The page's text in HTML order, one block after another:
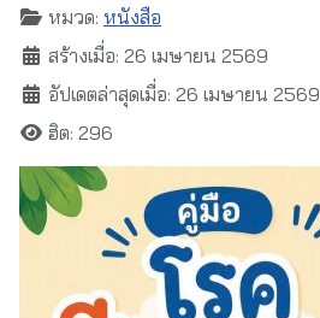
หมวด: หนังสือ
สร้างเมื่อ: 26 เมษายน 2569
อัปเดตล่าสุดเมื่อ: 26 เมษายน 2569
ฮิต: 296